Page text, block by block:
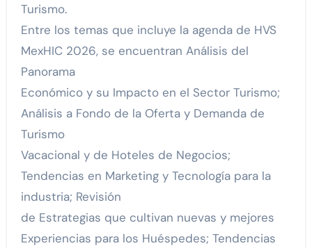
Turismo.
Entre los temas que incluye la agenda de HVS
MexHIC 2026, se encuentran Análisis del
Panorama
Económico y su Impacto en el Sector Turismo;
Análisis a Fondo de la Oferta y Demanda de
Turismo
Vacacional y de Hoteles de Negocios;
Tendencias en Marketing y Tecnología para la
industria; Revisión
de Estrategias que cultivan nuevas y mejores
Experiencias para los Huéspedes; Tendencias